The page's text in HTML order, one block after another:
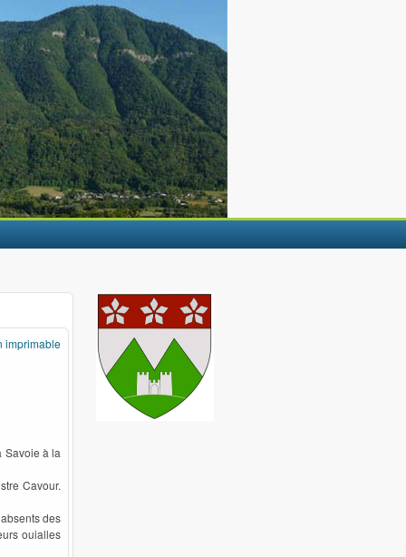
imprimable
Savoie à la
Cavour.
des
ouialles